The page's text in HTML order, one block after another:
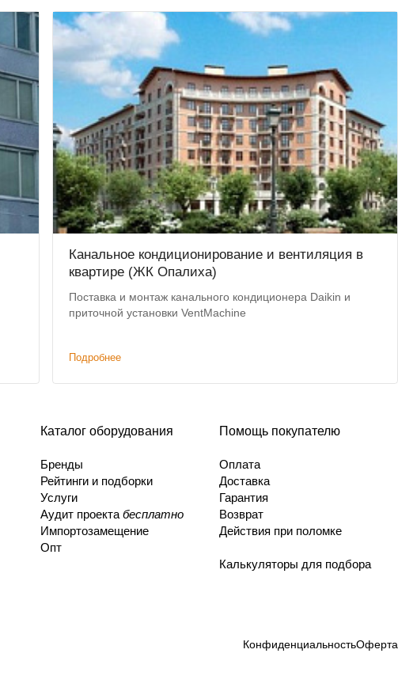
Канальное кондиционирование и вентиляция в
квартире (ЖК Опалиха)
Поставка и монтаж канального кондиционера Daikin и
приточной установки VentMachine
Подробнее
Каталог оборудования
Бренды
Рейтинги и подборки
Услуги
Аудит проекта бесплатно
Импортозамещение
Опт
Помощь покупателю
Оплата
Доставка
Гарантия
Возврат
Действия при поломке
Калькуляторы для подбора
КонфиденциальностьОферта